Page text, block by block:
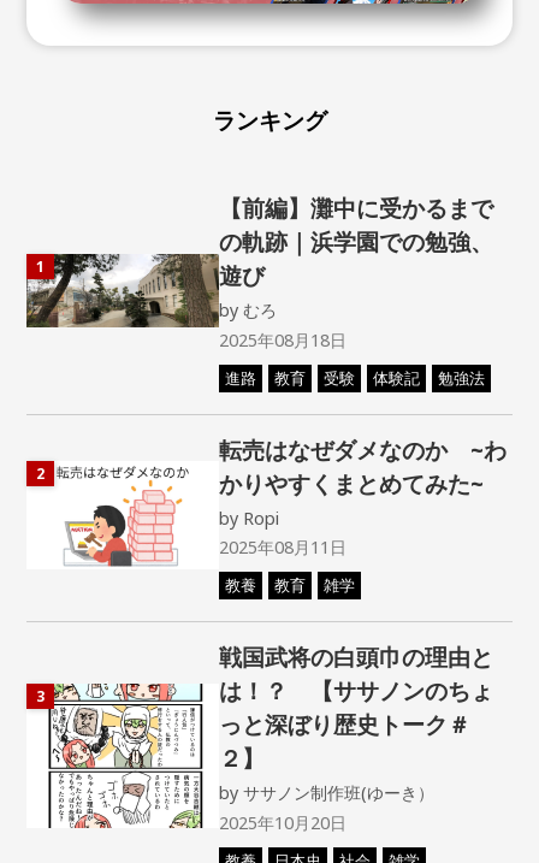
ランキング
1
【前編】灘中に受かるまで
の軌跡｜浜学園での勉強、
遊び
byむろ
2025年08月18日
進路 教育 受験 体験記 勉強法
2
転売はなぜダメなのか ~わ
かりやすくまとめてみた~
by Ropi
2025年08月11日
教養 教育 雑学
3
戦国武将の白頭巾の理由と
は！？ 【ササノンのちょ
っと深ぼり歴史トーク＃
２】
byササノン制作班(ゆーき）
2025年10月20日